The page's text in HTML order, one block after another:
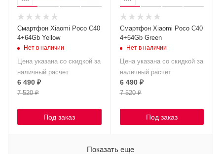
Смартфон Xiaomi Poco C40
4+64Gb Yellow
Нет в наличии
Цена указана со скидкой за
наличный расчет
6 490 ₽
7 520₽
Под заказ
Смартфон Xiaomi Poco C40
4+64Gb Green
Нет в наличии
Цена указана со скидкой за
наличный расчет
6 490₽
7 520₽
Под заказ
Показать еще